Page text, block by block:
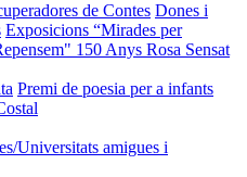
de Contes Dones i
Exposicions “Mirades per
150 Anys Rosa Sensat
Premi de poesia per a infants
Universitats amigues i